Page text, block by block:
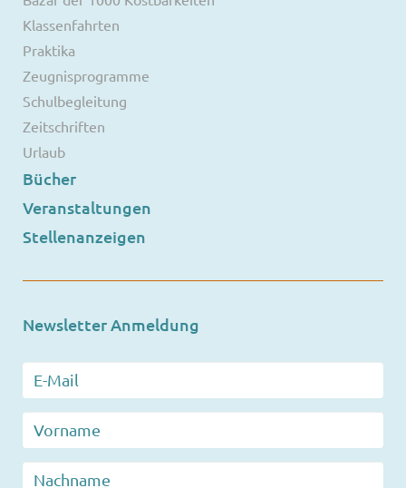
Klassenfahrten
Praktika
Zeugnisprogramme
Schulbegleitung
Zeitschriften
Urlaub
Bücher
Veranstaltungen
Stellenanzeigen
Newsletter Anmeldung